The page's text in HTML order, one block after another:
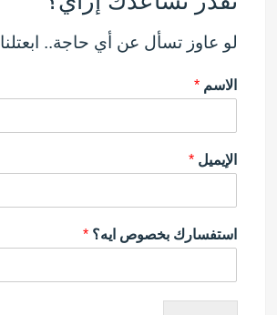
لو عاوز تسأل عن أي حاجة.. ابعتلنا
الاسم *
الإيميل *
استفسارك بخصوص ايه؟ *